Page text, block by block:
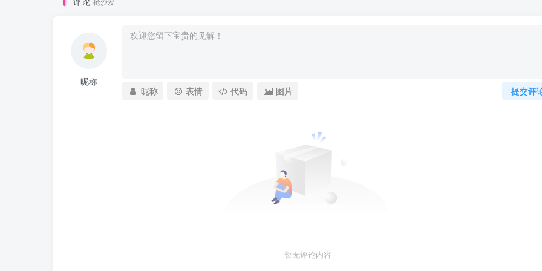
昵称
提交评
昵称 表情 代码 图片
暂无评论内容